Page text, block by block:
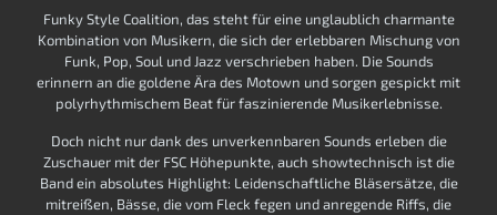
Funky Style Coalition, das steht für eine unglaublich charmante
Kombination von Musikern, die sich der erlebbaren Mischung von
Funk, Pop, Soul und Jazz verschrieben haben. Die Sounds
erinnern an die goldene Ära des Motown und sorgen gespickt mit
polyrhythmischem Beat für faszinierende Musikerlebnisse.
Doch nicht nur dank des unverkennbaren Sounds erleben die
Zuschauer mit der FSC Höhepunkte, auch showtechnisch ist die
Band ein absolutes Highlight: Leidenschaftliche Bläsersätze, die
mitreißen, Bässe, die vom Fleck fegen und anregende Riffs, die